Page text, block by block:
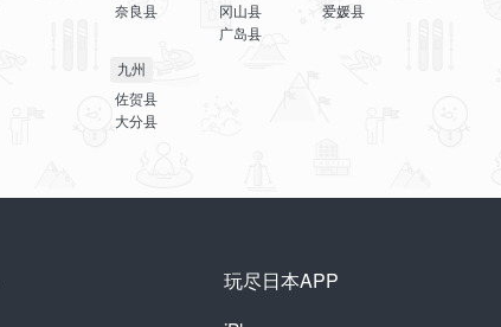
奈良县
冈山县
广岛县
爱媛县
九州
佐贺县
大分县
玩尽日本APP